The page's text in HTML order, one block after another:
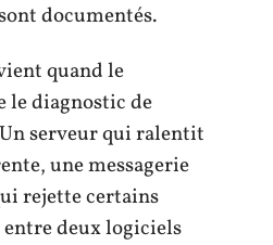
documentés.
quand le
le diagnostic de
serveur qui ralentit
une messagerie
rejette certains
deux logiciels